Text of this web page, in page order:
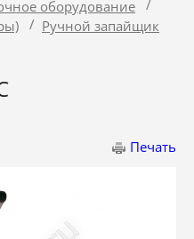
оборудование
/
/ Ручной запайщик
Печать